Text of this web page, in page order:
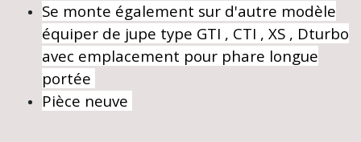
Se monte également sur d'autre modèle
équiper de jupe type GTI , CTI , XS , Dturbo
avec emplacement pour phare longue
portée
Pièce neuve